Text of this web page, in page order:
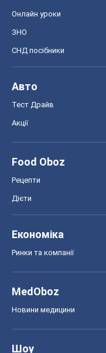
Онлайн уроки
ЗНО
СНД посібники
Авто
Тест Драйв
Акції
Food Oboz
Рецепти
Дієти
Економіка
Ринки та компанії
MedOboz
Новини медицини
Шоу